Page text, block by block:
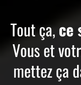
Tout ça,ce
Vous et
mettez ça